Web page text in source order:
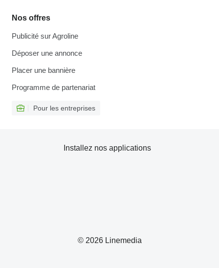
Nos offres
Publicité sur Agroline
Déposer une annonce
Placer une bannière
Programme de partenariat
Pour les entreprises
© 2026 Linemedia
Installez nos applications